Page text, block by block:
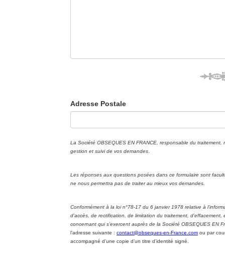
Adresse Postale
La Société OBSEQUES EN FRANCE, responsable du
gestion et suivi de vos demandes
Les réponses aux questions posées dans ce formulaire sont
ne nous permettra pas de traiter au mieux vos demandes.
Conformément à la loi n°78-17 du 6 janvier 1978 relative à
d’accès, de rectification, de limitation du traitement,
concernant qui s’exercent auprès de la Société OBSEQUES EN
l’adresse suivante : contact@obseques-en-France.com ou par
accompagné d’une copie d’un titre d’identité signé.